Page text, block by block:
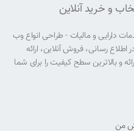
و خرید آنلاین
دارایی و مالیات - طراحی انواع وب
رسانی، فروش آنلاین، ارائه
و بالاترین سطح کیفیت را برای شما